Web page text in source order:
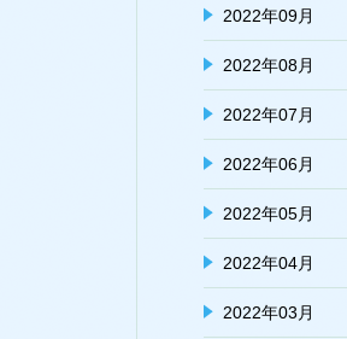
2022年09月
2022年08月
2022年07月
2022年06月
2022年05月
2022年04月
2022年03月